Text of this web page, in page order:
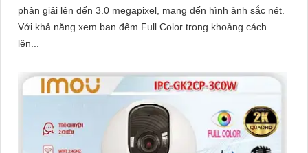
phân giải lên đến 3.0 megapixel, mang đến hình ảnh sắc nét.
Với khả năng xem ban đêm Full Color trong khoảng cách
lên...